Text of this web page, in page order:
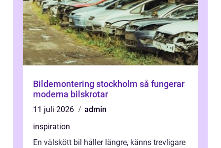
Bildemontering stockholm så fungerar
moderna bilskrotar
11 juli 2026
admin
inspiration
En välskött bil håller längre, känns trevligare